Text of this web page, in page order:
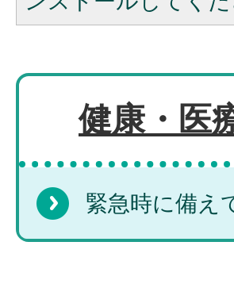
健康・医
緊急時に備え